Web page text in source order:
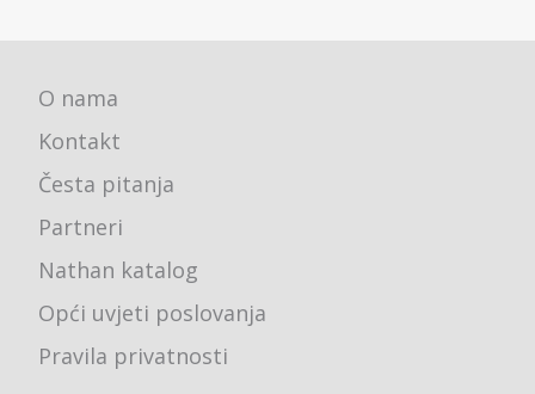
O nama
Kontakt
Česta pitanja
Partneri
Nathan katalog
Opći uvjeti poslovanja
Pravila privatnosti